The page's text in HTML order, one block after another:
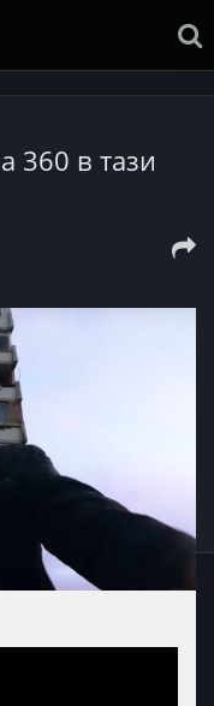
360 в тази